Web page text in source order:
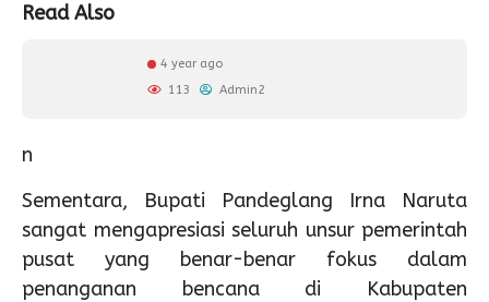
Read Also
4 year ago
113
Admin2
n
Sementara, Bupati Pandeglang Irna Naruta
sangat mengapresiasi seluruh unsur pemerintah
pusat yang benar-benar fokus dalam
penanganan bencana di Kabupaten